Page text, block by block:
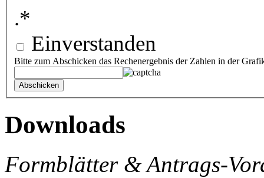
.*
Einverstanden
Bitte zum Abschicken das Rechenergebnis der Zahlen in der
Downloads
Formblätter & Antrags-